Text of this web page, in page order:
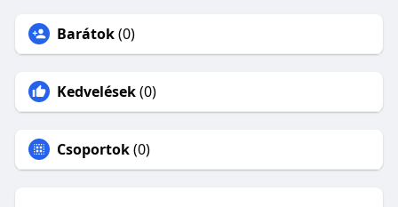
Barátok(0)
Kedvelések(0)
Csoportok(0)